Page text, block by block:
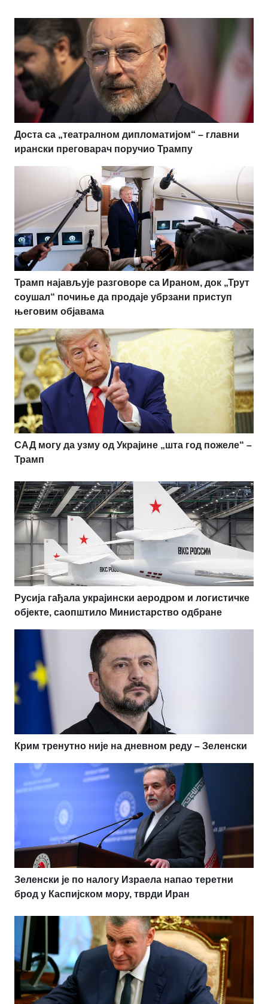
Доста са „театралном дипломатијом“ – главни
ирански преговарач поручио Трампу
Трамп најављује разговоре са Ираном, док „Трут
соушал“ почиње да продаје убрзани приступ
његовим објавама
САД могу да узму од Украјине „шта год пожеле“ –
Трамп
Русија гађала украјински аеродром и логистичке
објекте, саопштило Министарство одбране
Крим тренутно није на дневном реду – Зеленски
Зеленски је по налогу Израела напао теретни
брод у Каспијском мору, тврди Иран